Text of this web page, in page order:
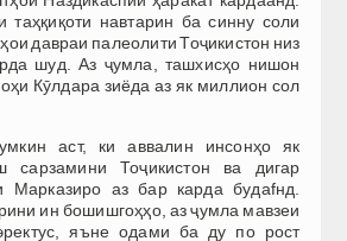
таҳқиқоти навтарин ба синну соли
давраи палеолити Тоҷикистон низ
шуд. Аз ҷумла, ташхисҳо нишон
Кӯлдара зиёда аз як миллион сол
аст, ки аввалин инсонҳо як
Тоҷикистон ва дигар
Марказиро аз бар карда будаfнд.
ин бошишгоҳҳо, аз ҷумла мавзеи
яъне одами ба ду по рост